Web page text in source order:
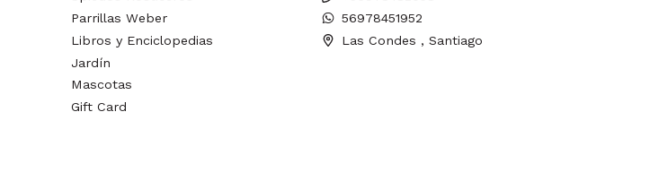
Parrillas Weber
Libros y Enciclopedias
Jardín
Mascotas
Gift Card
56978451952
Las Condes , Santiago